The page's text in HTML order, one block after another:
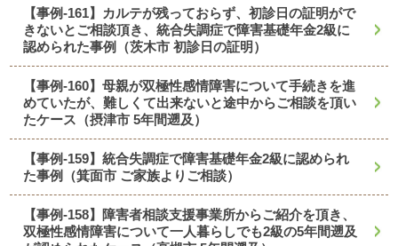
【事例-161】カルテが残っておらず、初診日の証明がで
きないとご相談頂き、統合失調症で障害基礎年金2級に
認められた事例（茨木市 初診日の証明）
【事例-160】母親が双極性感情障害について手続きを進
めていたが、難しくて出来ないと途中からご相談を頂い
たケース（摂津市 5年間遡及）
【事例-159】統合失調症で障害基礎年金2級に認められ
た事例（箕面市 ご家族よりご相談）
【事例-158】障害者相談支援事業所からご紹介を頂き、
双極性感情障害について一人暮らしでも2級の5年間遡及